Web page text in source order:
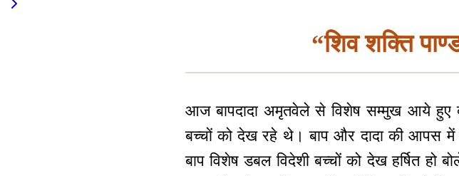
“शिव शक्ति
आज बापदादा अमृतवेले से विशेष सम्मुख आये हुए
बच्चों को देख रहे थे। बाप और दादा की आपस में
बाप विशेष डबल विदेशी बच्चों को देख हर्षित हो